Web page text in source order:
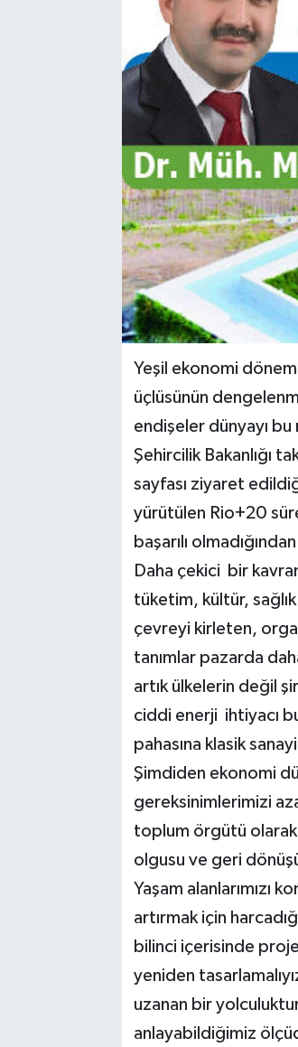
Yeşil ekonomi
üçlüsünün
endişeler dünyayı
Şehircilik Bakanlığı
sayfası ziyaret
yürütülen Rio+20
başarılı
Daha çekici bir
tüketim, kültür,
çevreyi kirleten,
tanımlar pazarda
artık ülkelerin değil
ciddi enerji ihtiyacı
pahasına klasik
Şimdiden ekonomi
gereksinimlerimizi
toplum örgütü olarak
olgusu ve geri
Yaşam alanlarımızı
artırmak için
bilinci içerisinde
yeniden
uzanan bir
anlayabildiğimiz